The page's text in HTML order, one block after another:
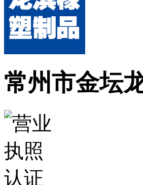
常州市金坛